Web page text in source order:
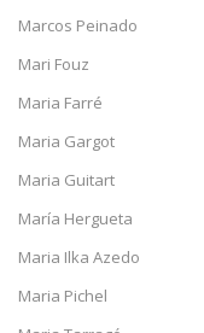
Marcos Peinado
Mari Fouz
Maria Farré
Maria Gargot
Maria Guitart
María Hergueta
Maria Ilka Azedo
Maria Pichel